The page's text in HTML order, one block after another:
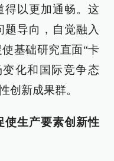
得以更加通畅。这
导向，自觉融入
基础研究直面“卡
化和国际竞争态
创新成果群。
使生产要素创新性